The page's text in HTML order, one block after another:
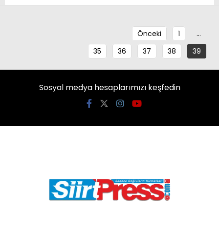
Önceki 1
…
35
36 37 38 39
Sosyal medya hesaplarımızı keşfedin